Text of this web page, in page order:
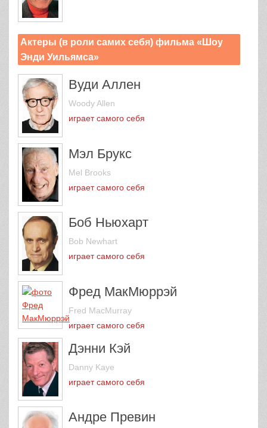
Актеры (в роли самих себя) фильма «Шоу
Энди Уильямса»
Вуди Аллен
Woody Allen
играет самого себя
Мэл Брукс
Mel Brooks
играет самого себя
Боб Ньюхарт
Bob Newhart
играет самого себя
Фред МакМюррэй
Fred MacMurray
играет самого себя
Дэнни Кэй
Danny Kaye
играет самого себя
Андре Превин